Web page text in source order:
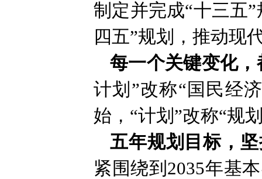
制定并完成“十三五
四五”规划，推动现
每一个关键变化
计划”改称“国民经
始，“计划”改称“规
五年规划目标，
紧围绕到2035年基